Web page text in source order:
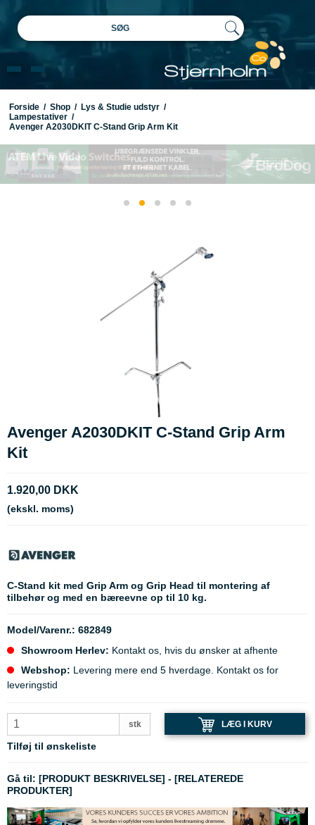
SØG
Forside / Shop / Lys & Studie udstyr /
Lampestativer /
Avenger A2030DKIT C-Stand Grip Arm Kit
Avenger A2030DKIT C-Stand Grip Arm
Kit
1.920,00 DKK
(ekskl. moms)
C-Stand kit med Grip Arm og Grip Head til montering af
tilbehør og med en bæreevne op til 10 kg.
Model/Varenr.: 682849
Showroom Herlev: Kontakt os, hvis du ønsker at afhente
Webshop: Levering mere end 5 hverdage. Kontakt os for
leveringstid
stk LÆG I KURV
Tilføj til ønskeliste
Gå til: [PRODUKT BESKRIVELSE] - [RELATEREDE
PRODUKTER]